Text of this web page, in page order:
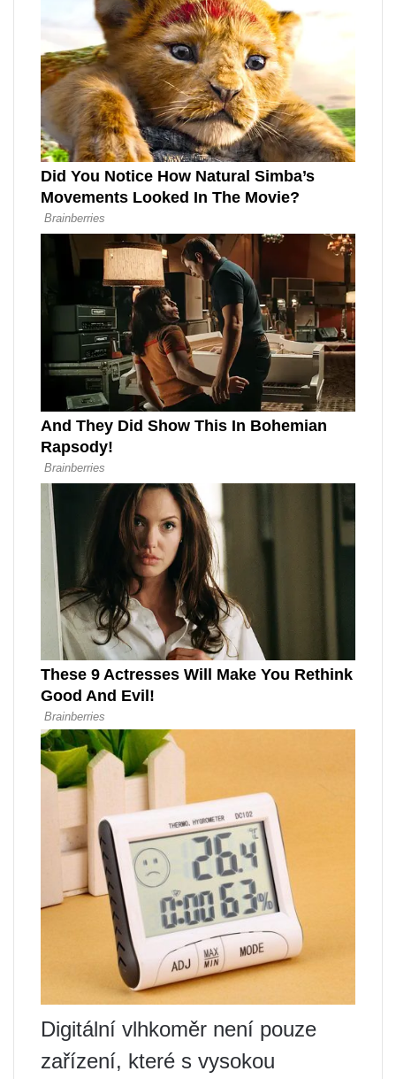
Digitální vlhkoměr není pouze
zařízení, které s vysokou